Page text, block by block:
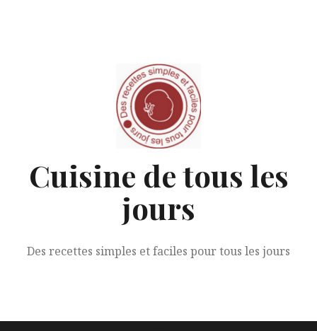
Cuisine de tous les
jours
Des recettes simples et faciles pour tous les jours